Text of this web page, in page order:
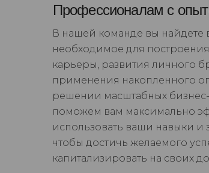
Профессионалам с
В нашей команде вы найдете
необходимое для
карьеры, развития личного
применения накопленного
решении масштабных
поможем вам максимально
использовать ваши навыки и
чтобы достичь желаемого
капитализировать на своих